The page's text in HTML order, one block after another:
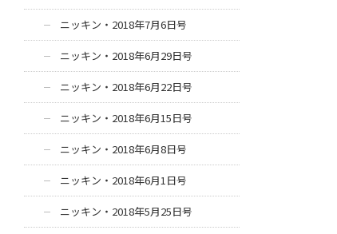
ニッキン・2018年7月6日号
ニッキン・2018年6月29日号
ニッキン・2018年6月22日号
ニッキン・2018年6月15日号
ニッキン・2018年6月8日号
ニッキン・2018年6月1日号
ニッキン・2018年5月25日号